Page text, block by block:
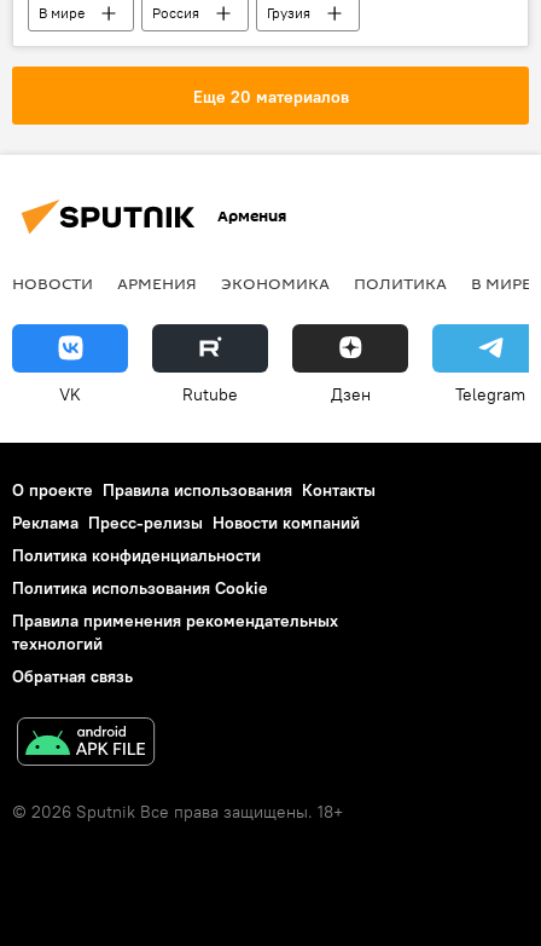
В мире Россия
Грузия
Рождество
церковь
Еще 20 материалов
Армения
НОВОСТИ АРМЕНИЯ ЭКОНОМИКА ПОЛИТИКА В МИРЕ
VK Rutube Дзен Telegram
О проекте Правила использования Контакты
Реклама Пресс-релизы Новости компаний
Политика конфиденциальности
Политика использования Cookie
Правила применения рекомендательных
технологий
Обратная связь
© 2026 Sputnik Все права защищены. 18+